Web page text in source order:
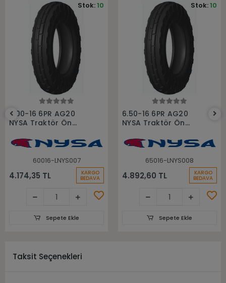
6.00-16 6PR AG20
NYSA Traktör Ön
60016-LNYS007
4.174,35 TL KARGO
BEDAVA
Stok:10
Sepete Ekle
6.50-16 6PR AG20
NYSA Traktör Ön
65016-LNYS008
4.892,60 TL KARGO
BEDAVA
Stok:10
Sepete Ekle
Taksit Seçenekleri